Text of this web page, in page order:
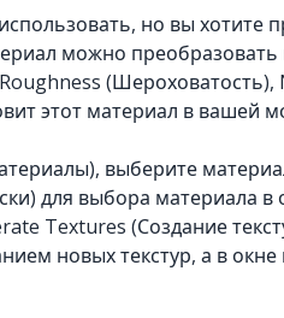
но вы
можно
этот материал в вашей
выберите
для выбора
Textures (Создание
новых текстур, а в